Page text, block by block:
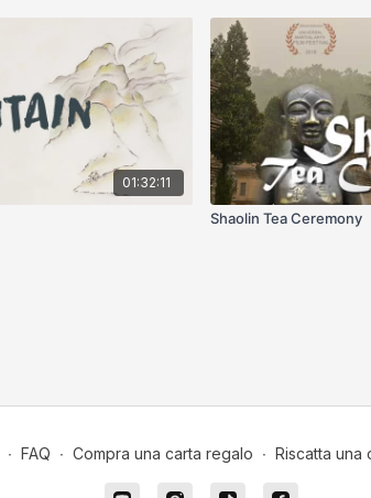
01:32:11
Shaolin Tea Ceremony
∙ FAQ ∙ Compra una carta regalo ∙ Riscatta una